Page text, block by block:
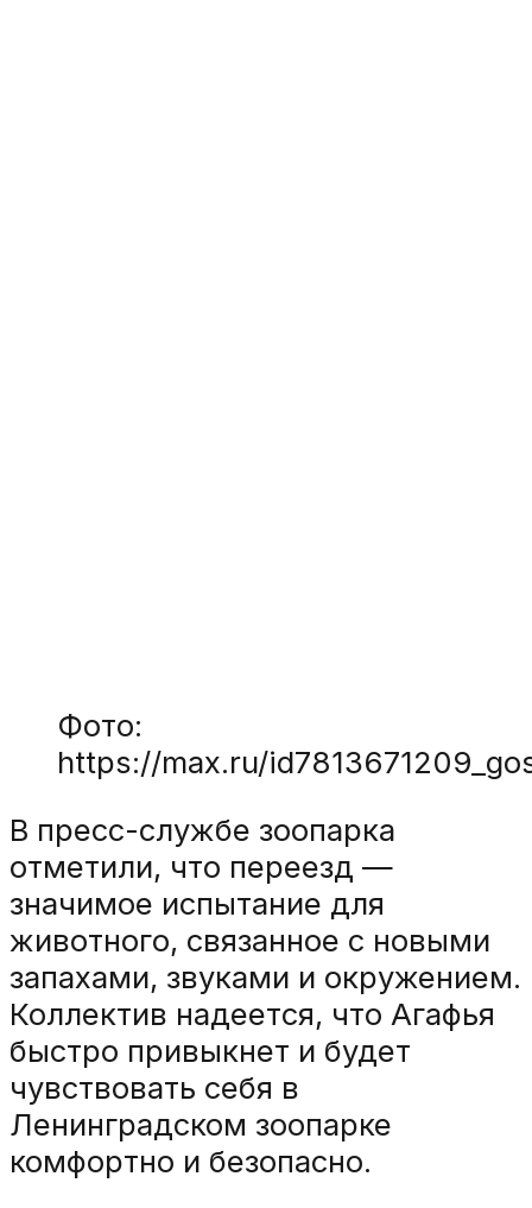
Фото:
https://max.ru/
В пресс-службе зоопарка
отметили, что переезд —
значимое испытание для
животного, связанное с новыми
запахами, звуками и окружением.
Коллектив надеется, что Агафья
быстро привыкнет и будет
чувствовать себя в
Ленинградском зоопарке
комфортно и безопасно.